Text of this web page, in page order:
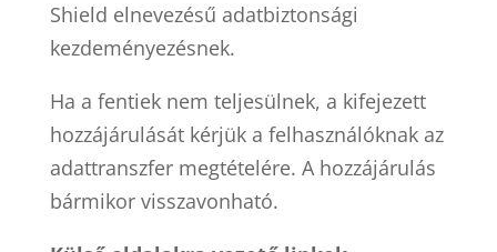
Shield elnevezésű adatbiztonsági
kezdeményezésnek.
Ha a fentiek nem teljesülnek, a kifejezett
hozzájárulását kérjük a felhasználóknak az
adattranszfer megtételére. A hozzájárulás
bármikor visszavonható.